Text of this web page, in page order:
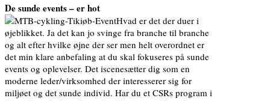
De sunde events – er hot
Hvad er det der duer i
øjeblikket. Ja det kan jo svinge fra branche til branche
og alt efter hvilke øjne der ser men helt overordnet er
det min klare anbefaling at du skal fokuseres på sunde
events og oplevelser. Det iscenesætter dig som en
moderne leder/virksomhed der interesserer sig for
miljøet og det sunde individ. Har du et CSRs program i